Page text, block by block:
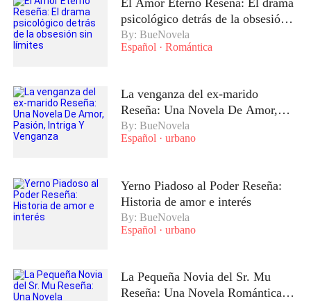
El Amor Eterno Reseña: El drama
psicológico detrás de la obsesión
sin límites
By: BueNovela
Español ·Romántica
La venganza del ex-marido
Reseña: Una Novela De Amor,
Pasión, Intriga Y Venganza
By: BueNovela
Español ·urbano
Yerno Piadoso al Poder Reseña:
Historia de amor e interés
By: BueNovela
Español ·urbano
La Pequeña Novia del Sr. Mu
Reseña: Una Novela Romántica